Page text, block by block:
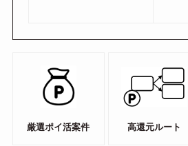
厳選ポイ活案件 高還元ルート